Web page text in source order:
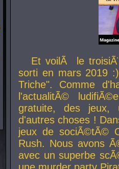
Et voilÃ le
sorti en mars 2019
Triche". Comme
l'actualitÃ©
gratuite, des jeux,
d'autres choses !
jeux de sociÃ©tÃ©
Rush. Nous avons
avec un superbe